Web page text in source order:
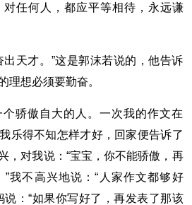
任何人，都应平等相待，永远谦
出天才。”这是郭沫若说的，他告诉
理想必须要勤奋。
骄傲自大的人。一次我的作文在
乐得不知怎样才好，回家便告诉了
，对我说：“宝宝，你不能骄傲，再
我不高兴地说：“人家作文都够好
说：“如果你写好了，再发表了那该